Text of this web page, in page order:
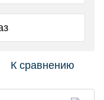
К сравнению